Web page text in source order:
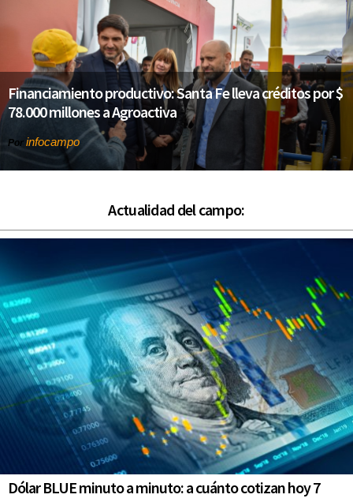
Financiamiento productivo: Santa Fe lleva créditos por $
78.000 millones a Agroactiva
Por infocampo
Actualidad del campo:
Dólar BLUE minuto a minuto: a cuánto cotizan hoy 7